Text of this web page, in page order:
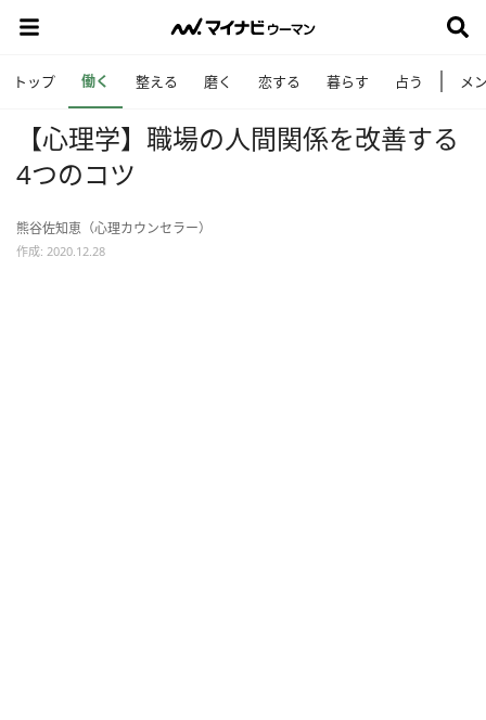
トップ 働く 整える 磨く 恋する 暮らす 占う メ
【心理学】職場の人間関係を改善する
4つのコツ
熊谷佐知恵（心理カウンセラー）
作成: 2020.12.28